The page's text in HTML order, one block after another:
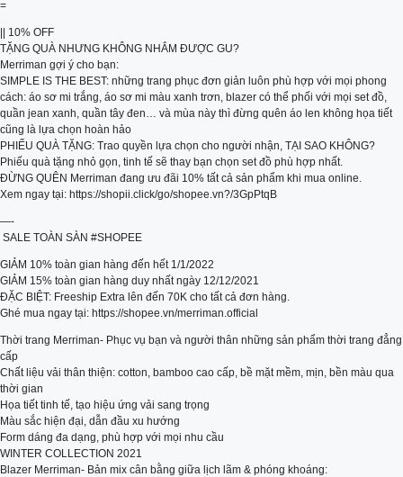
=
|| 10% OFF
TẶNG QUÀ NHƯNG KHÔNG NHẮM ĐƯỢC GU?
Merriman gợi ý cho bạn:
SIMPLE IS THE BEST: những trang phục đơn giản luôn phù hợp với mọi phong
cách: áo sơ mi trắng, áo sơ mi màu xanh trơn, blazer có thể phối với mọi set đồ,
quần jean xanh, quần tây đen… và mùa này thì đừng quên áo len không họa tiết
cũng là lựa chọn hoàn hảo
PHIẾU QUÀ TẶNG: Trao quyền lựa chọn cho người nhận, TẠI SAO KHÔNG?
Phiếu quà tặng nhỏ gọn, tinh tế sẽ thay bạn chọn set đồ phù hợp nhất.
ĐỪNG QUÊN Merriman đang ưu đãi 10% tất cả sản phẩm khi mua online.
Xem ngay tại: https://shopii.click/go/shopee.vn?/3GpPtqB
—-
️ SALE TOÀN SÀN #SHOPEE
GIẢM 10% toàn gian hàng đến hết 1/1/2022
GIẢM 15% toàn gian hàng duy nhất ngày 12/12/2021
ĐẶC BIỆT: Freeship Extra lên đến 70K cho tất cả đơn hàng.
Ghé mua ngay tại: https://shopee.vn/merriman.official
Thời trang Merriman- Phục vụ bạn và người thân những sản phẩm thời trang đẳng
cấp
Chất liệu vải thân thiện: cotton, bamboo cao cấp, bề mặt mềm, mịn, bền màu qua
thời gian
Họa tiết tinh tế, tạo hiệu ứng vải sang trọng
Màu sắc hiện đại, dẫn đầu xu hướng
Form dáng đa dạng, phù hợp với mọi nhu cầu
WINTER COLLECTION 2021
Blazer Merriman- Bản mix cân bằng giữa lịch lãm & phóng khoáng: